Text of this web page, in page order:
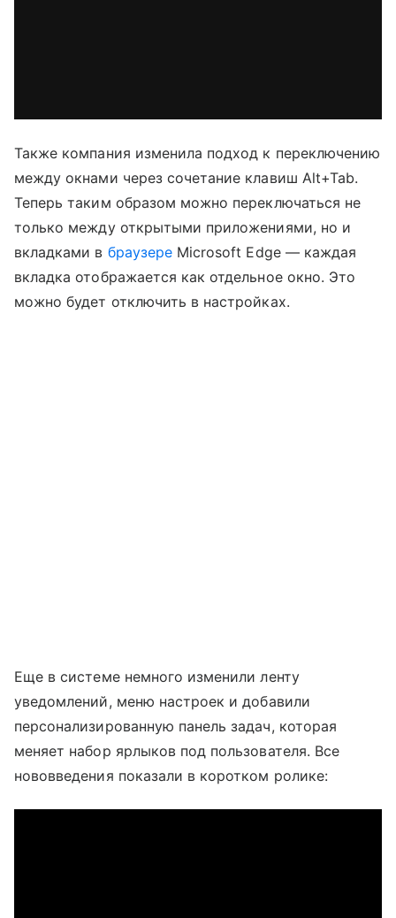
Также компания изменила подход к переключению
между окнами через сочетание клавиш Alt+Tab.
Теперь таким образом можно переключаться не
только между открытыми приложениями, но и
вкладками в браузереMicrosoft Edge — каждая
вкладка отображается как отдельное окно. Это
можно будет отключить в настройках.
Еще в системе немного изменили ленту
уведомлений, меню настроек и добавили
персонализированную панель задач, которая
меняет набор ярлыков под пользователя. Все
нововведения показали в коротком ролике: